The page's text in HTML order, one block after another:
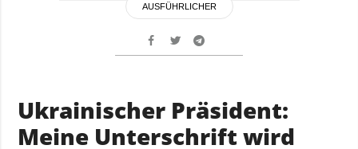
AUSFÜHRLICHER
Ukrainischer Präsident:
Meine Unterschrift wird